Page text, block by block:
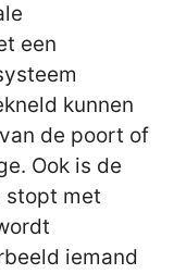
een
kunnen
de poort of
Ook is de
stopt met
iemand